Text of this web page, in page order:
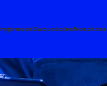
SucursalesNosotros